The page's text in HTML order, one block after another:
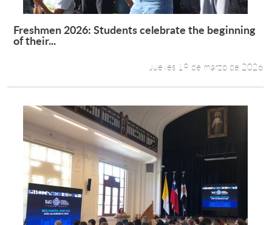
Leer más +
Freshmen 2026: Students celebrate the beginning
of their...
Jueves 19 de marzo de 2026